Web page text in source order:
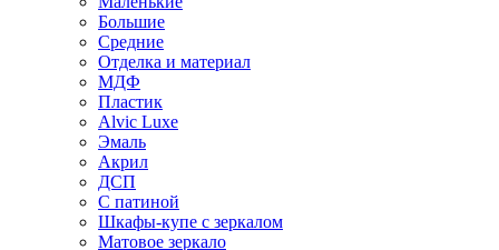
Большие
Средние
Отделка и материал
МДФ
Пластик
Alvic Luxe
Эмаль
Акрил
ДСП
С патиной
Шкафы-купе с зеркалом
Матовое зеркало